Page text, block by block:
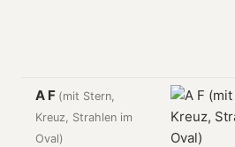
A F (mit Stern,
Kreuz, Strahlen im
Oval)